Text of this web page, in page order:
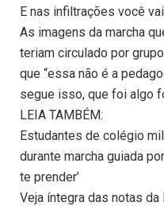
E nas infiltrações você
As imagens da marcha
teriam circulado por
que “essa não é a
segue isso, que foi algo
LEIA TAMBÉM:
Estudantes de colégio
durante marcha guiada
te prender’
Veja íntegra das notas da